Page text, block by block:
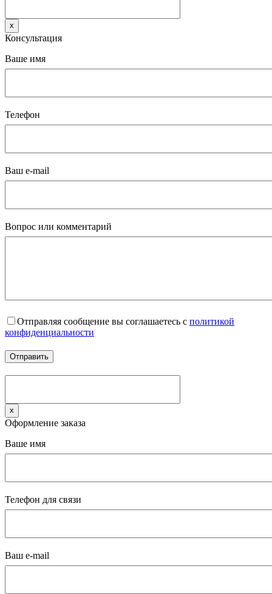
x
Консультация
Ваше имя
Телефон
Ваш e-mail
Вопрос или комментарий
Отправляя сообщение вы соглашаетесь с политикой
конфиденциальности
x
Оформление заказа
Ваше имя
Телефон для связи
Ваш e-mail